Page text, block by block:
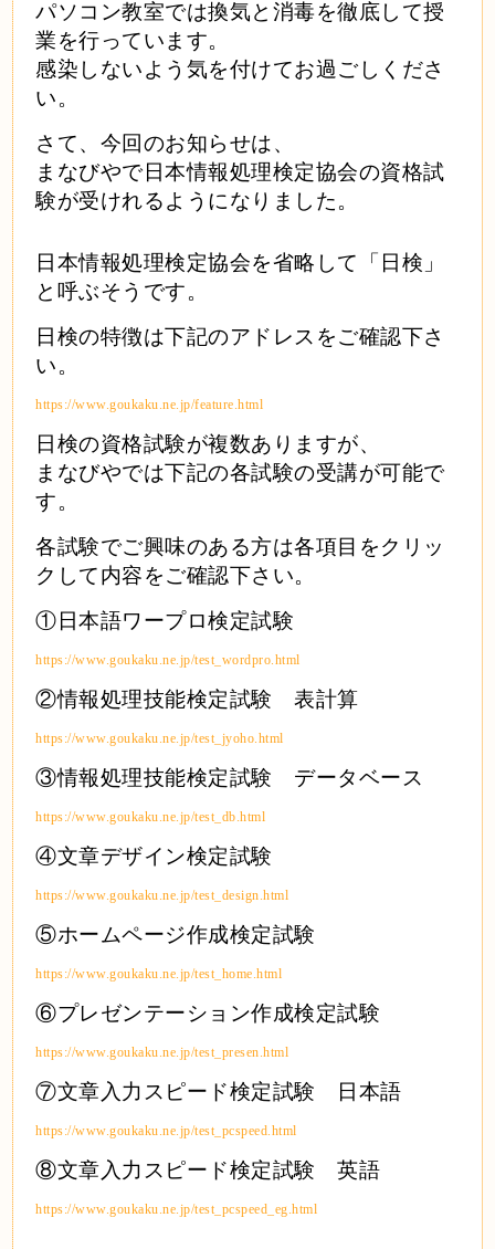
パソコン教室では換気と消毒を徹底して授
業を行っています。
感染しないよう気を付けてお過ごしくださ
い。
さて、今回のお知らせは、
まなびやで日本情報処理検定協会の資格試
験が受けれるようになりました。
日本情報処理検定協会を省略して「日検」
と呼ぶそうです。
日検の特徴は下記のアドレスをご確認下さ
い。
https://www.goukaku.ne.jp/feature.html
日検の資格試験が複数ありますが、
まなびやでは下記の各試験の受講が可能で
す。
各試験でご興味のある方は各項目をクリッ
クして内容をご確認下さい。
①日本語ワープロ検定試験
https://www.goukaku.ne.jp/test_wordpro.html
②情報処理技能検定試験 表計算
https://www.goukaku.ne.jp/test_jyoho.html
③情報処理技能検定試験 データベース
https://www.goukaku.ne.jp/test_db.html
④文章デザイン検定試験
https://www.goukaku.ne.jp/test_design.html
⑤ホームページ作成検定試験
https://www.goukaku.ne.jp/test_home.html
⑥プレゼンテーション作成検定試験
https://www.goukaku.ne.jp/test_presen.html
⑦文章入力スピード検定試験 日本語
https://www.goukaku.ne.jp/test_pcspeed.html
⑧文章入力スピード検定試験 英語
https://www.goukaku.ne.jp/test_pcspeed_eg.html